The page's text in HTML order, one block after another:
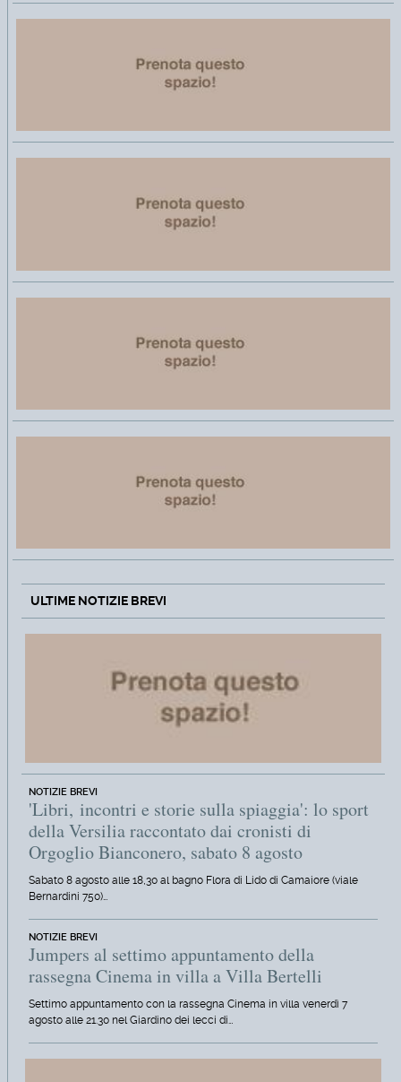
ULTIME NOTIZIE BREVI
NOTIZIE BREVI
'Libri, incontri e storie sulla spiaggia': lo sport
della Versilia raccontato dai cronisti di
Orgoglio Bianconero, sabato 8 agosto
Sabato 8 agosto alle 18,30 al bagno Flora di Lido di Camaiore (viale
Bernardini 750)…
NOTIZIE BREVI
Jumpers al settimo appuntamento della
rassegna Cinema in villa a Villa Bertelli
Settimo appuntamento con la rassegna Cinema in villa venerdì 7
agosto alle 21.30 nel Giardino dei lecci di…